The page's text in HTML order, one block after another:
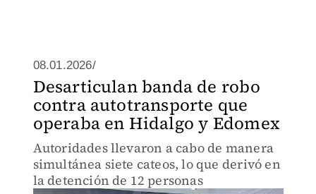
08.01.2026/
Desarticulan banda de robo
contra autotransporte que
operaba en Hidalgo y Edomex
Autoridades llevaron a cabo de manera
simultánea siete cateos, lo que derivó en
la detención de 12 personas